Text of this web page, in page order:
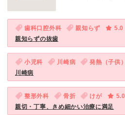
歯科口腔外科 親知らず
5.0
親知らずの抜歯
小児科 川崎病 発熱（子供）
川崎病
整形外科 骨折 けが
5.0
親切・丁寧、きめ細かい治療に満足